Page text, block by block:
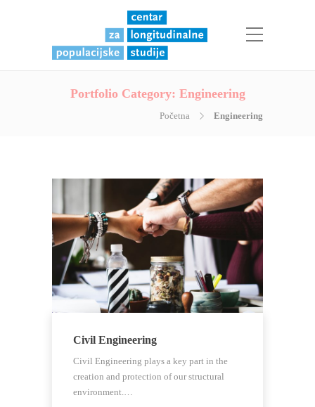
Portfolio Category: Engineering
Početna Engineering
Civil Engineering
Civil Engineering plays a key part in the
creation and protection of our structural
environment.…